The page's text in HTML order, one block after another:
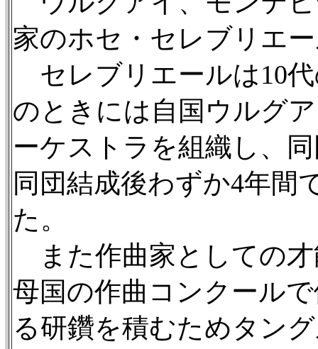
家のホセ・セレブリエ
セレブリエールは10
のときには自国ウルグ
ーケストラを組織し、
同団結成後わずか4年間
た。
また作曲家としての才
母国の作曲コンクール
る研鑽を積むためタン